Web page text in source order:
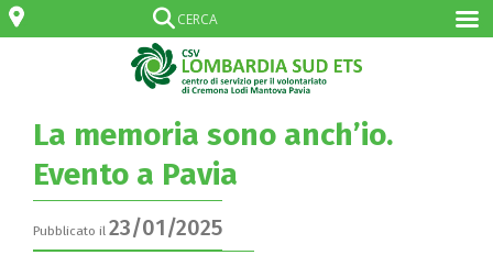
La memoria sono anch’io.
Evento a Pavia
Pubblicato il 23/01/2025